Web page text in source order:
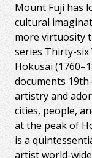
Mount Fuji has
cultural
more virtuosity
series Thirty-six
Hokusai
documents
artistry and
cities, people,
at the peak of
is a
artist world-